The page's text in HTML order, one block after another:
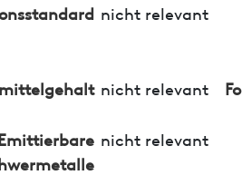
nicht relevant
nicht relevant
nicht relevant